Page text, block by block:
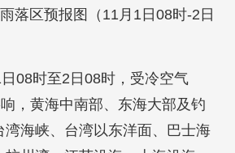
落区预报图（11月1日08时-2日
08时至2日08时，受冷空气
，黄海中南部、东海大部及钓
湾海峡、台湾以东洋面、巴士海